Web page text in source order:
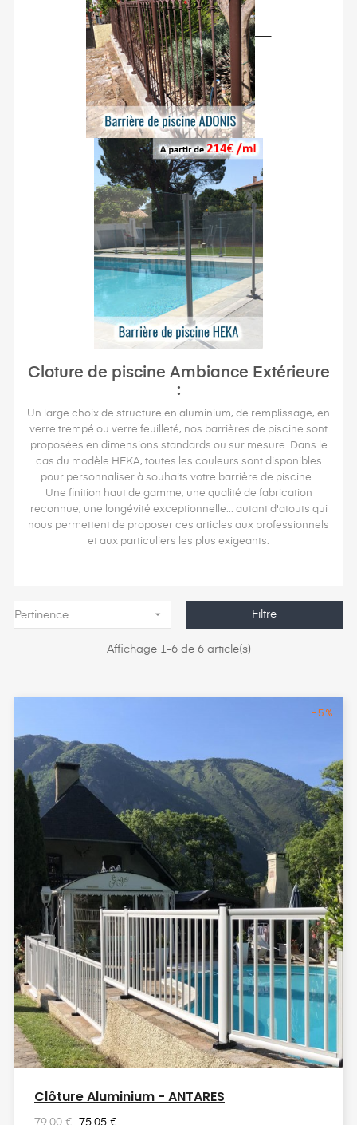
Cloture de piscine Ambiance Extérieure
:
Un large choix de structure en aluminium, de remplissage, en
verre trempé ou verre feuilleté, nos barrières de piscine sont
proposées en dimensions standards ou sur mesure. Dans le
cas du modèle HEKA, toutes les couleurs sont disponibles
pour personnaliser à souhaits votre barrière de piscine.
Une finition haut de gamme, une qualité de fabrication
reconnue, une longévité exceptionnelle... autant d'atouts qui
nous permettent de proposer ces articles aux professionnels
et aux particuliers les plus exigeants.
Pertinence  Filtre
Affichage 1-6 de 6 article(s)
Clôture Aluminium - ANTARES
79,00 €
-5%
75,05 €